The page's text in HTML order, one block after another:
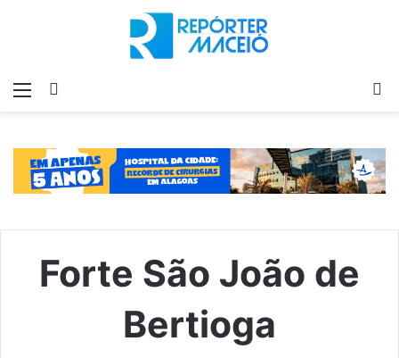
Menu
Forte São João de
Bertioga